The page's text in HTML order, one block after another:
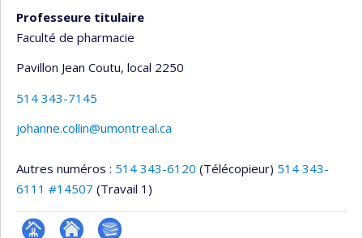
Professeure titulaire
Faculté de pharmacie
Pavillon Jean Coutu, local 2250
514 343-7145
johanne.collin@umontreal.ca
Autres numéros : 514 343-6120 (Télécopieur) 514 343-
6111 #14507 (Travail 1)